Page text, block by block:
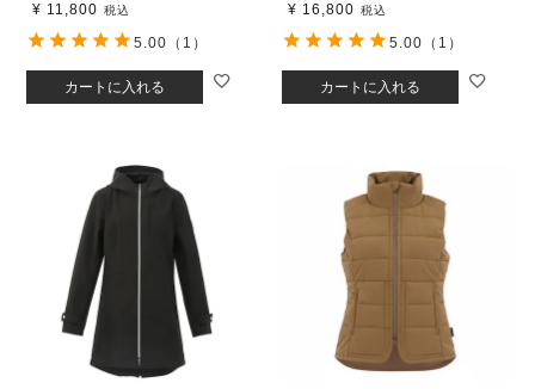
¥ 11,800 税込
カートに入れる
5.00 （1）
¥ 16,800 税込
カートに入れる
5.00 （1）